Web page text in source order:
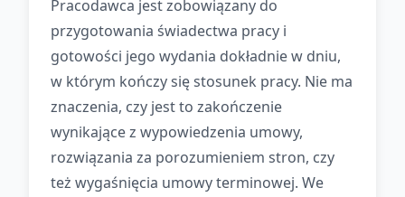
Pracodawca jest zobowiązany do
przygotowania świadectwa pracy i
gotowości jego wydania dokładnie w dniu,
w którym kończy się stosunek pracy. Nie ma
znaczenia, czy jest to zakończenie
wynikające z wypowiedzenia umowy,
rozwiązania za porozumieniem stron, czy
też wygaśnięcia umowy terminowej. We